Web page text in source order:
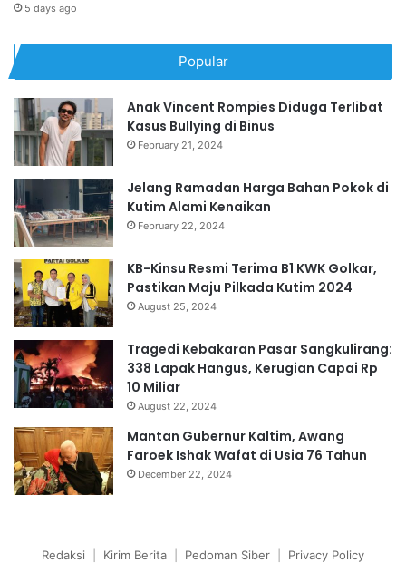
5 days ago
Popular
Anak Vincent Rompies Diduga Terlibat
Kasus Bullying di Binus
February 21, 2024
Jelang Ramadan Harga Bahan Pokok di
Kutim Alami Kenaikan
February 22, 2024
KB-Kinsu Resmi Terima B1 KWK Golkar,
Pastikan Maju Pilkada Kutim 2024
August 25, 2024
Tragedi Kebakaran Pasar Sangkulirang:
338 Lapak Hangus, Kerugian Capai Rp
10 Miliar
August 22, 2024
Mantan Gubernur Kaltim, Awang
Faroek Ishak Wafat di Usia 76 Tahun
December 22, 2024
Redaksi Kirim Berita Pedoman Siber Privacy Policy